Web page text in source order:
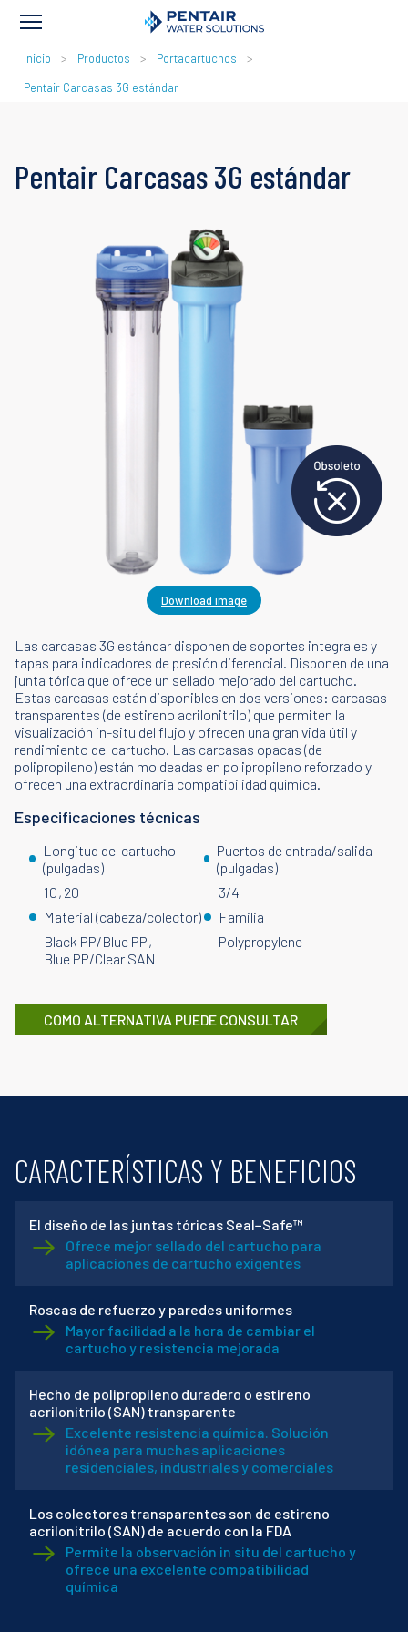
RUTA
DE
Inicio Productos
Portacartuchos
Pentair Carcasas 3G estándar
Pentair Carcasas 3G estándar
Download image
Las carcasas 3G estándar disponen de soportes integrales y
tapas para indicadores de presión diferencial. Disponen de una
junta tórica que ofrece un sellado mejorado del cartucho.
Estas carcasas están disponibles en dos versiones: carcasas
transparentes (de estireno acrilonitrilo) que permiten la
visualización in-situ del flujo y ofrecen una gran vida útil y
rendimiento del cartucho. Las carcasas opacas (de
polipropileno) están moldeadas en polipropileno reforzado y
ofrecen una extraordinaria compatibilidad química.
Especificaciones técnicas
Longitud del cartucho
(pulgadas)
10 20
Puertos de entrada/salida
(pulgadas)
3/4
Material (cabeza/colector)
Black PP/Blue PP
Blue PP/Clear SAN
Familia
Polypropylene
COMO ALTERNATIVA PUEDE CONSULTAR
CARACTERÍSTICAS Y BENEFICIOS
El diseño de las juntas tóricas Seal−Safe™
Ofrece mejor sellado del cartucho para
aplicaciones de cartucho exigentes
Roscas de refuerzo y paredes uniformes
Mayor facilidad a la hora de cambiar el
cartucho y resistencia mejorada
Hecho de polipropileno duradero o estireno
acrilonitrilo (SAN) transparente
Excelente resistencia química. Solución
idónea para muchas aplicaciones
residenciales, industriales y comerciales
Los colectores transparentes son de estireno
acrilonitrilo (SAN) de acuerdo con la FDA
Permite la observación in situ del cartucho y
ofrece una excelente compatibilidad
química